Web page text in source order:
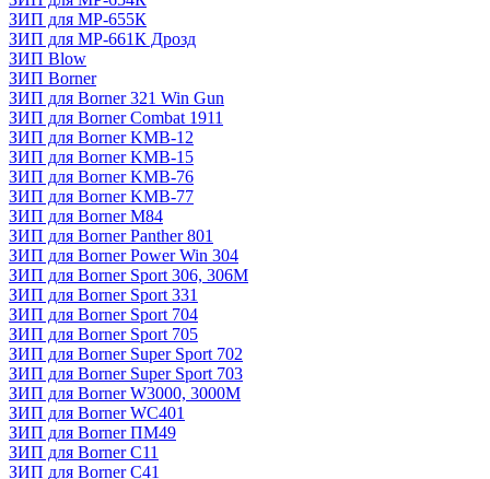
ЗИП для МР-655К
ЗИП для МР-661К Дрозд
ЗИП Blow
ЗИП Borner
ЗИП для Borner 321 Win Gun
ЗИП для Borner Combat 1911
ЗИП для Borner KMB-12
ЗИП для Borner KMB-15
ЗИП для Borner KMB-76
ЗИП для Borner KMB-77
ЗИП для Borner M84
ЗИП для Borner Panther 801
ЗИП для Borner Power Win 304
ЗИП для Borner Sport 306, 306M
ЗИП для Borner Sport 331
ЗИП для Borner Sport 704
ЗИП для Borner Sport 705
ЗИП для Borner Super Sport 702
ЗИП для Borner Super Sport 703
ЗИП для Borner W3000, 3000М
ЗИП для Borner WC401
ЗИП для Borner ПМ49
ЗИП для Borner С11
ЗИП для Borner С41